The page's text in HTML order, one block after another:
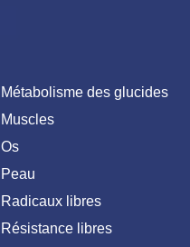
Métabolisme des glucides
Muscles
Os
Peau
Radicaux libres
Résistance libres